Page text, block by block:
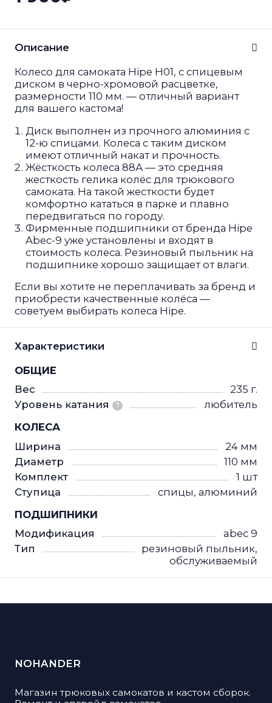
Описание
Колесо для самоката Hipe H01, с спицевым
диском в черно-хромовой расцветке,
размерности 110 мм. — отличный вариант
для вашего кастома!
Диск выполнен из прочного алюминия с
12-ю спицами. Колеса с таким диском
имеют отличный накат и прочность.
Жёсткость колеса 88А — это средняя
жесткость гелика колёс для трюкового
самоката. На такой жесткости будет
комфортно кататься в парке и плавно
передвигаться по городу.
Фирменные подшипники от бренда Hipe
Abec-9 уже установлены и входят в
стоимость колеса. Резиновый пыльник на
подшипнике хорошо защищает от влаги.
Если вы хотите не переплачивать за бренд и
приобрести качественные колёса —
советуем выбирать колеса Hipe.
Характеристики
ОБЩИЕ
Вес
235 г.
Уровень катания
?
любитель
КОЛЕСА
Ширина
24 мм
Диаметр
110 мм
Комплект
1 шт
Ступица
спицы, алюминий
ПОДШИПНИКИ
Модификация
abec 9
Тип
резиновый пыльник,
обслуживаемый
NOHANDER
Магазин трюковых самокатов и кастом сборок.